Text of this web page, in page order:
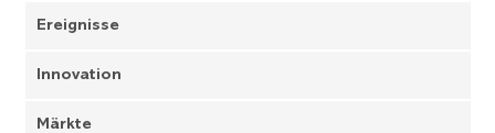
Ereignisse
Innovation
Märkte